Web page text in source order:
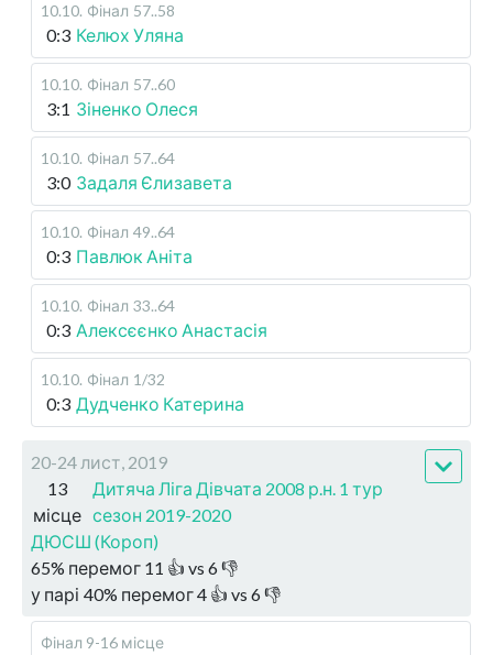
10.10. Фінал 57..58
0:3 Келюх Уляна
10.10. Фінал 57..60
3:1 Зіненко Олеся
10.10. Фінал 57..64
3:0 Задаля Єлизавета
10.10. Фінал 49..64
0:3 Павлюк Аніта
10.10. Фінал 33..64
0:3 Алексєєнко Анастасія
10.10. Фінал 1/32
0:3 Дудченко Катерина
20-24 лист, 2019
13
місце
Дитяча Ліга Дівчата 2008 р.н. 1 тур
сезон 2019-2020
ДЮСШ (Короп)
65% перемог 11 👍 vs 6👎
у парі 40% перемог4 👍 vs 6👎
Фінал 9-16 місце